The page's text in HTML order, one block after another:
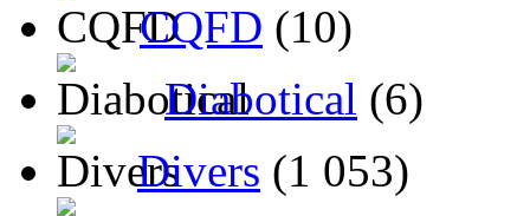
CQFD (10)
Diabotical (6)
Divers (1 053)